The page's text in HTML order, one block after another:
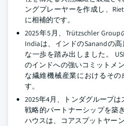
ングプレーヤーを作成し、
に相補的です。
2025年5月、Trützschler
Indiaは、インドのSanandの
な一歩を踏み出しました。
のインドへの強いコミットメ
な繊維機械産業におけるそ
す。
2025年4月、トンダグループ
戦略的パートナーシップを築
ハウスは、コアスプットヤー